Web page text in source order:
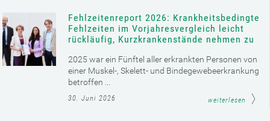
Fehlzeitenreport 2026: Krankheitsbedingte
Fehlzeiten im Vorjahresvergleich leicht
rückläufig, Kurzkrankenstände nehmen zu
2025 war ein Fünftel aller erkrankten Personen von
einer Muskel-, Skelett- und Bindegewebeerkrankung
betroffen ...
30. Juni 2026 weiterlesen